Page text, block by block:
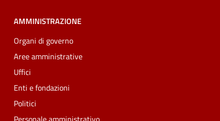
AMMINISTRAZIONE
Organi di governo
Aree amministrative
Uffici
Enti e fondazioni
Politici